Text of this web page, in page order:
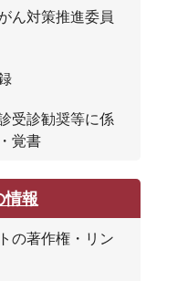
ん対策推進委員
受診勧奨等に係
覚書
情報
の著作権・リン